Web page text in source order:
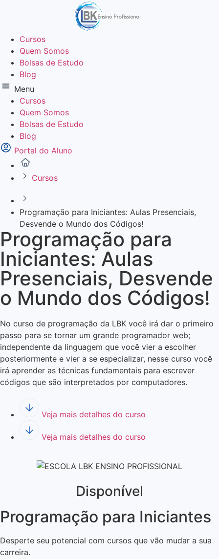
conteúdo
Cursos
Quem Somos
Bolsas de Estudo
Blog
Menu
Cursos
Quem Somos
Bolsas de Estudo
Blog
Portal do Aluno
Cursos
Programação para Iniciantes: Aulas Presenciais,
Desvende o Mundo dos Códigos!
Programação para
Iniciantes: Aulas
Presenciais, Desvende
o Mundo dos Códigos!
No curso de programação da LBK você irá dar o primeiro
passo para se tornar um grande programador web;
independente da linguagem que você vier a escolher
posteriormente e vier a se especializar, nesse curso você
irá aprender as técnicas fundamentais para escrever
códigos que são interpretados por computadores.
Veja mais detalhes do curso
Veja mais detalhes do curso
Disponível
Programação para Iniciantes
Desperte seu potencial com cursos que vão mudar a sua
carreira.